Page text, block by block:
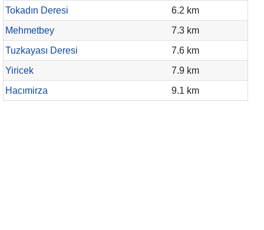
Tokadın Deresi
6.2 km
Mehmetbey
7.3 km
Tuzkayası Deresi
7.6 km
Yiricek
7.9 km
Hacımirza
9.1 km